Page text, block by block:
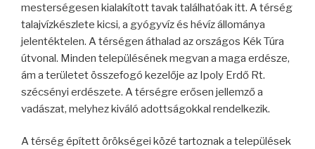
mesterségesen kialakított tavak találhatóak itt. A térség
talajvízkészlete kicsi, a gyógyvíz és hévíz állománya
jelentéktelen. A térségen áthalad az országos Kék Túra
útvonal. Minden településének megvan a maga erdésze,
ám a területet összefogó kezelője az Ipoly Erdő Rt.
szécsényi erdészete. A térségre erősen jellemző a
vadászat, melyhez kiváló adottságokkal rendelkezik.
A térség épített örökségei közé tartoznak a települések